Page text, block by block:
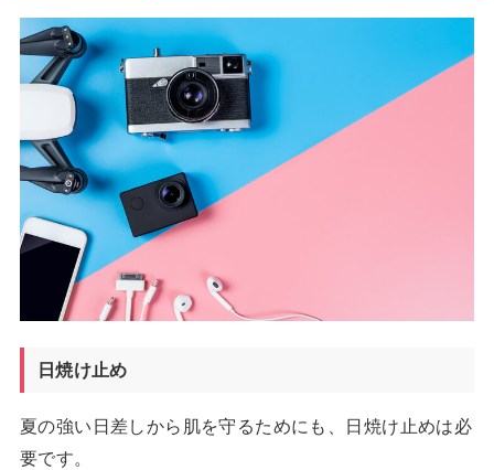
日焼け止め
夏の強い日差しから肌を守るためにも、日焼け止めは必
要です。